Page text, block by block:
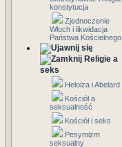
konstytucja
Zjednoczenie
Włoch i likwidacja
Państwa Kościelnego
Religie a
seks
Heloiza i Abelard
Kościół a
seksualność
Kościół i seks
Pesymizm
seksualny